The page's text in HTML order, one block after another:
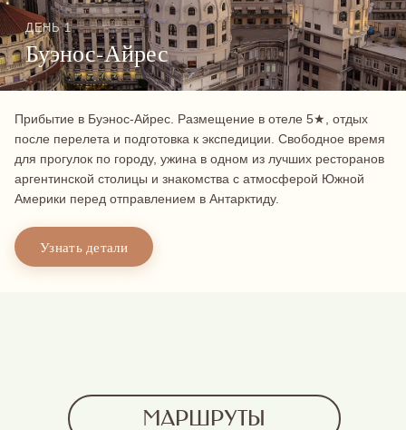
ДЕНЬ 1
Буэнос-Айрес
Прибытие в Буэнос-Айрес. Размещение в отеле 5★, отдых
после перелета и подготовка к экспедиции. Свободное время
для прогулок по городу, ужина в одном из лучших ресторанов
аргентинской столицы и знакомства с атмосферой Южной
Америки перед отправлением в Антарктиду.
Узнать детали
МАРШРУТЫ